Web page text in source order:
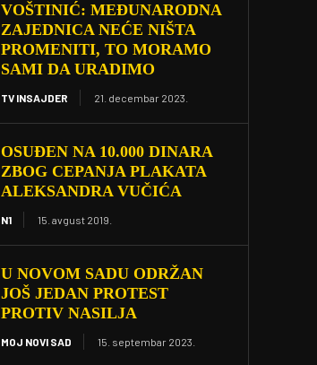
VOŠTINIĆ: MEĐUNARODNA
ZAJEDNICA NEĆE NIŠTA
PROMENITI, TO MORAMO
SAMI DA URADIMO
TV INSAJDER 21. decembar 2023.
OSUĐEN NA 10.000 DINARA
ZBOG CEPANJA PLAKATA
ALEKSANDRA VUČIĆA
N1 15. avgust 2019.
U NOVOM SADU ODRŽAN
JOŠ JEDAN PROTEST
PROTIV NASILJA
MOJ NOVI SAD 15. septembar 2023.